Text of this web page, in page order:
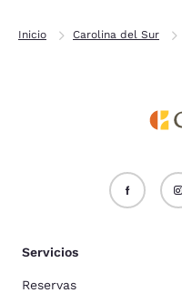
Inicio Carolina del Sur
Servicios
Reservas